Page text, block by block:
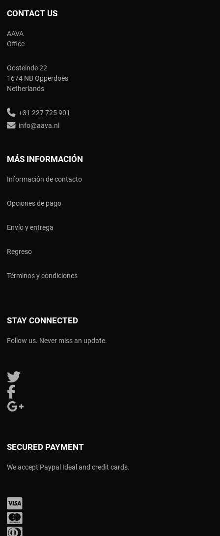
CONTACT US
AAVA
Office
Oosteinde 22
1674 NB Opperdoes
Netherlands
+31 227 725 901
info@aava.nl
MÁS INFORMACIÓN
Información de contacto
Opciones de pago
Envío y entrega
Regreso
Términos y condiciones
STAY CONNECTED
Follow us. Never miss an update.
Follow us on Twitter
SECURED PAYMENT
We accept Paypal Ideal and credit cards.